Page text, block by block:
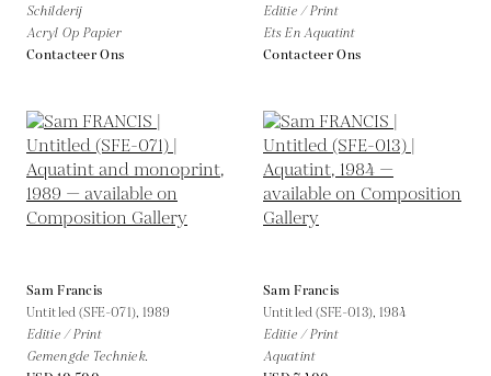
Schilderij
Acryl Op Papier
Contacteer Ons
Editie / Print
Ets En Aquatint
Contacteer Ons
Sam Francis
Untitled (SFE-071), 1989
Editie / Print
Gemengde Techniek.
Sam Francis
Untitled (SFE-013), 1984
Editie / Print
Aquatint